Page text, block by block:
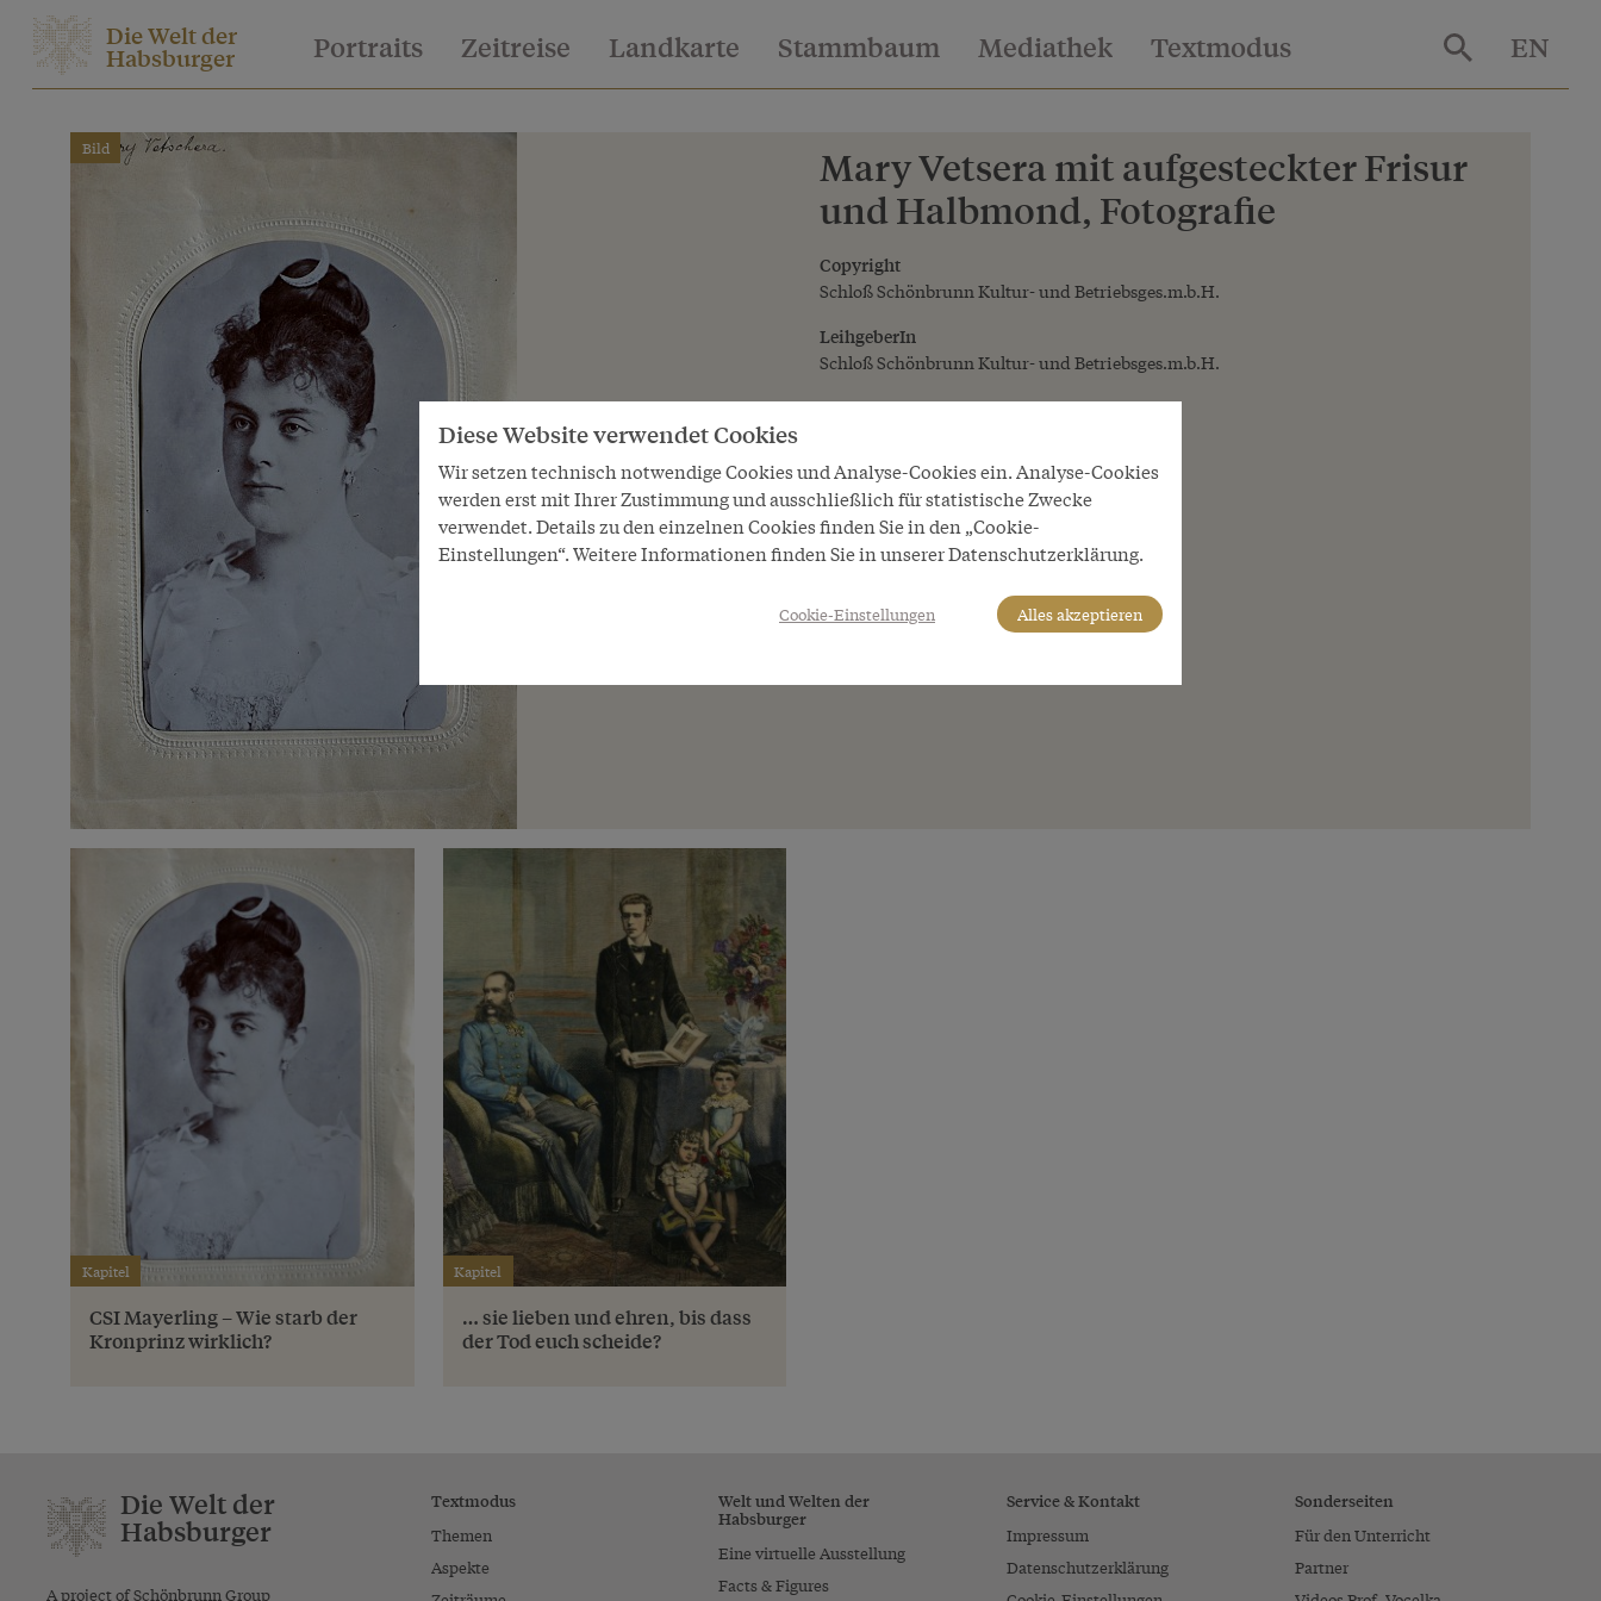
Die Welt der
Habsburger Portraits Zeitreise Landkarte Stammbaum Mediathek Textmodus EN
Bild
Mary Vetsera mit aufgesteckter Frisur
und Halbmond, Fotografie
Copyright
Schloß Schönbrunn Kultur- und Betriebsges.m.b.H.
LeihgeberIn
Schloß Schönbrunn Kultur- und Betriebsges.m.b.H.
Kapitel
CSI Mayerling – Wie starb der
Kronprinz wirklich?
Kapitel
… sie lieben und ehren, bis dass
der Tod euch scheide?
Die Welt der
Habsburger
A project of Schönbrunn Group
Textmodus
Themen
Aspekte
Welt und Welten der
Habsburger
Eine virtuelle Ausstellung
Facts & Figures
Service & Kontakt
Impressum
Datenschutzerklärung
Sonderseiten
Für den Unterricht
Partner
Diese Website verwendet Cookies
Wir setzen technisch notwendige Cookies und Analyse-Cookies ein. Analyse-Cookies
werden erst mit Ihrer Zustimmung und ausschließlich für statistische Zwecke
verwendet. Details zu den einzelnen Cookies finden Sie in den „Cookie-
Einstellungen“. Weitere Informationen finden Sie in unserer Datenschutzerklärung.
Cookie-Einstellungen Alles akzeptieren